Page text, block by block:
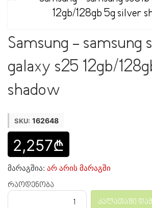
Samsung - samsung
galaxy s25 12gb/
shadow
SKU: 162648
2,257₾
მარაგშია: არ არის მარაგში
რაოდენობა
კალათაში